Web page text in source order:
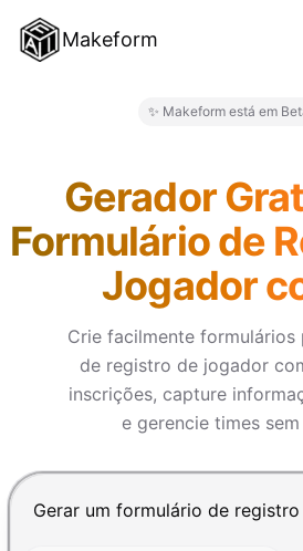
Makeform
BLOG
PREÇO
EXPERIMENTE GRÁTIS
✨ Makeform está em
Gerador
Formulário de
Jogador
Crie facilmente formulários
de registro de jogador
inscrições, capture
e gerencie times
Pressione Enter para enviar,